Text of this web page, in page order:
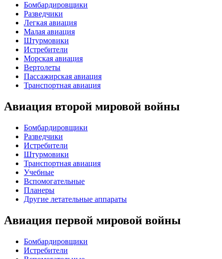
Бомбардировщики
Разведчики
Легкая авиация
Малая авиация
Штурмовики
Истребители
Морская авиация
Вертолеты
Пассажирская авиация
Транспортная авиация
Авиация второй мировой войны
Бомбардировщики
Разведчики
Истребители
Штурмовики
Транспортная авиация
Учебные
Вспомогательные
Планеры
Другие летательные аппараты
Авиация первой мировой войны
Бомбардировщики
Истребители